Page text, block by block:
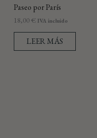
Paseo por París
18,00€ IVA incluido
LEER MÁS